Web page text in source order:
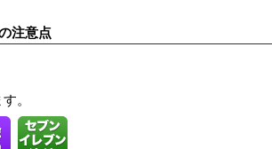
注意点
。